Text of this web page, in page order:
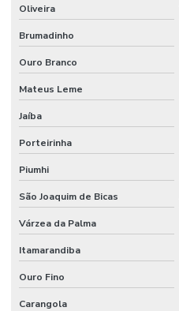
Oliveira
Brumadinho
Ouro Branco
Mateus Leme
Jaíba
Porteirinha
Piumhi
São Joaquim de Bicas
Várzea da Palma
Itamarandiba
Ouro Fino
Carangola